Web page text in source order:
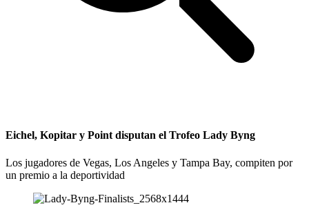
Eichel, Kopitar y Point disputan el Trofeo Lady Byng
Los jugadores de Vegas, Los Angeles y Tampa Bay, compiten por
un premio a la deportividad